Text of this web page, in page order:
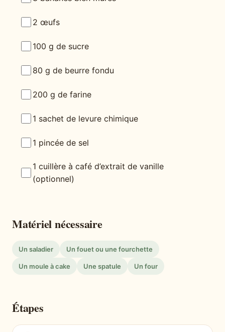
2 œufs
100 g de sucre
80 g de beurre fondu
200 g de farine
1 sachet de levure chimique
1 pincée de sel
1 cuillère à café d’extrait de vanille
(optionnel)
Matériel nécessaire
Un saladier Un fouet ou une fourchette
Un moule à cake Une spatule Un four
Étapes